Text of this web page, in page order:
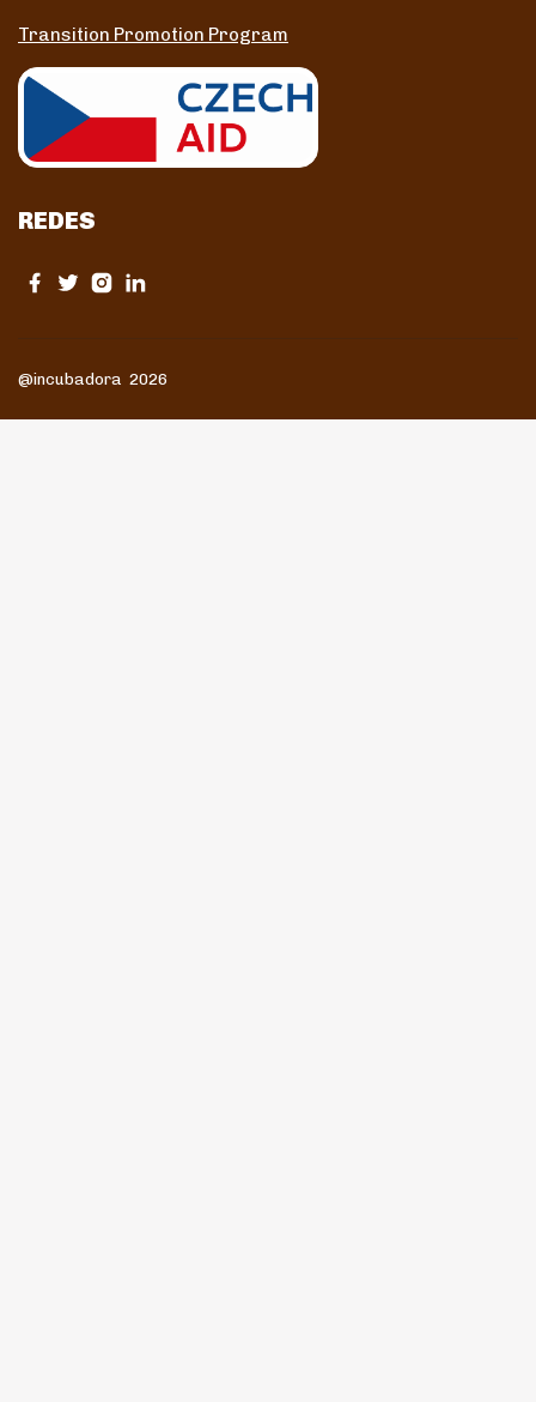
Transition Promotion Program
REDES
@incubadora 2026